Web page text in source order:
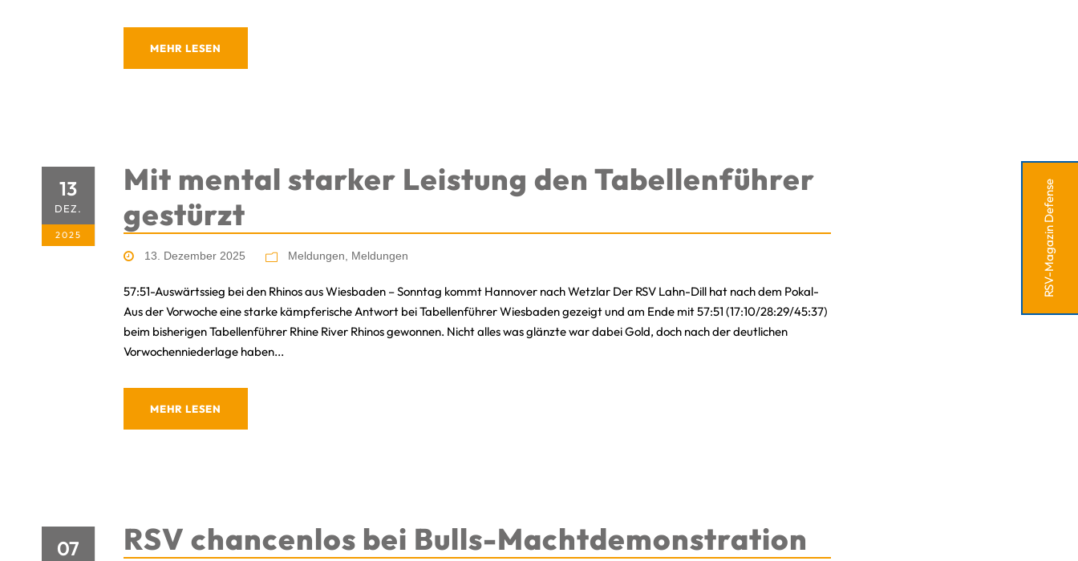
MEHR LESEN
13
DEZ.
2025
Mit mental starker Leistung den Tabellenführer
gestürzt
13. Dezember 2025 Meldungen Meldungen
57:51-Auswärtssieg bei den Rhinos aus Wiesbaden – Sonntag kommt Hannover nach Wetzlar Der RSV Lahn-Dill hat nach dem Pokal-
Aus der Vorwoche eine starke kämpferische Antwort bei Tabellenführer Wiesbaden gezeigt und am Ende mit 57:51 (17:10/28:29/45:37)
beim bisherigen Tabellenführer Rhine River Rhinos gewonnen. Nicht alles was glänzte war dabei Gold, doch nach der deutlichen
Vorwochenniederlage haben...
MEHR LESEN
07 RSV chancenlos bei Bulls-Machtdemonstration
RSV-Magazin Defense